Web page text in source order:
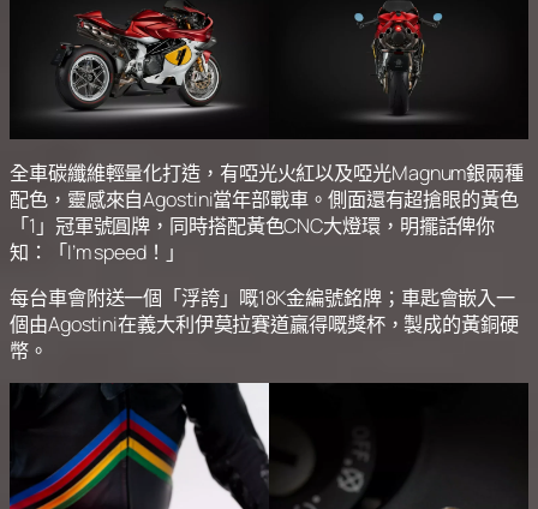
全車碳纖維輕量化打造，有啞光火紅以及啞光Magnum銀兩種
配色，靈感來自Agostini當年部戰車。側面還有超搶眼的黃色
「1」冠軍號圓牌，同時搭配黃色CNC大燈環，明擺話俾你
知：「I’m speed！」
每台車會附送一個「浮誇」嘅18K金編號銘牌；車匙會嵌入一
個由Agostini在義大利伊莫拉賽道贏得嘅獎杯，製成的黃銅硬
幣。